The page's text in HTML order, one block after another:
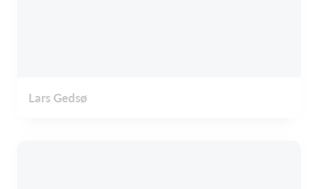
Lars Gedsø